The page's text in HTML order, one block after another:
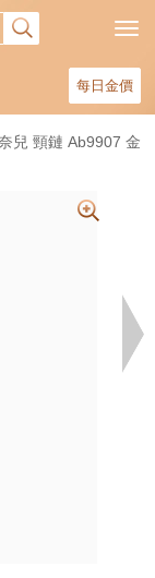
每日金價
兒 頸鏈 Ab9907 金